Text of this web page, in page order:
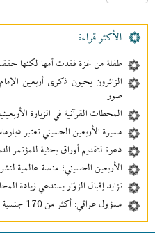
الأکثر قراءة
طفلة من غزة فقدت أمها لكنها
الزائرون يحيون ذكرى أربعين
صور
المحطات القرآنية في الزيارة
مسيرة الأربعين الحسيني تعتبر
دعوة لتقديم أوراق بحثية للمؤتمر
الأربعين الحسيني؛ منصة عالمية لنشر
تزايد إقبال الزوّار يستدعي زيادة
مسؤول عراقي: أكثر من 170 جنسية يحيون أربعينية الإمام الحسين (ع)